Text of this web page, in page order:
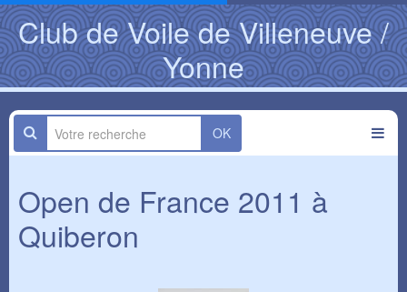
Club de Voile de Villeneuve /
Yonne
OK
Open de France 2011 à
Quiberon